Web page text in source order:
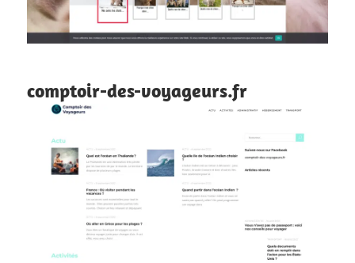
comptoir-des-voyageurs.fr